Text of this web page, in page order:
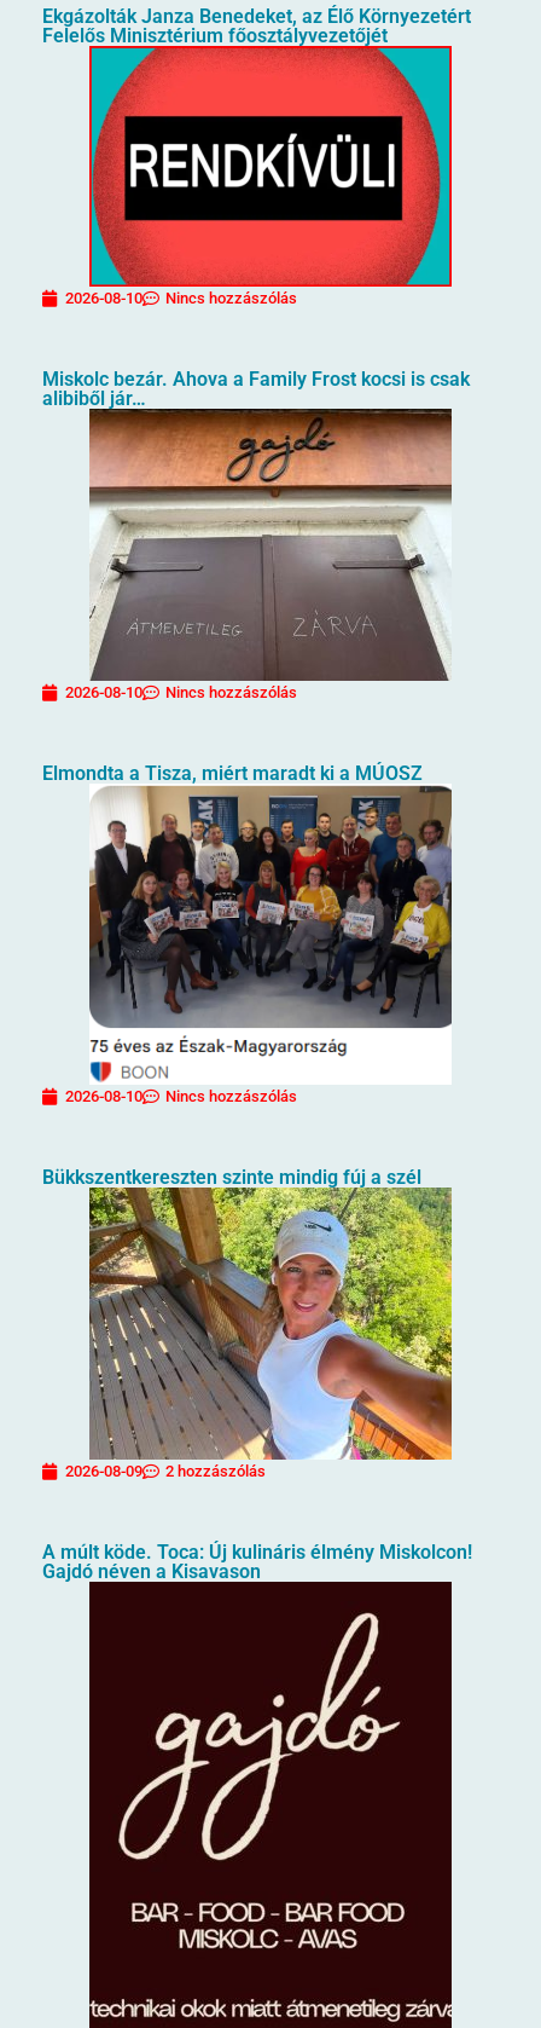
Ekgázolták Janza Benedeket, az Élő Környezetért
Felelős Minisztérium főosztályvezetőjét
2026-08-10 Nincs hozzászólás
Miskolc bezár. Ahova a Family Frost kocsi is csak
alibiből jár…
2026-08-10 Nincs hozzászólás
Elmondta a Tisza, miért maradt ki a MÚOSZ
2026-08-10 Nincs hozzászólás
Bükkszentkereszten szinte mindig fúj a szél
2026-08-09 2 hozzászólás
A múlt köde. Toca: Új kulináris élmény Miskolcon!
Gajdó néven a Kisavason